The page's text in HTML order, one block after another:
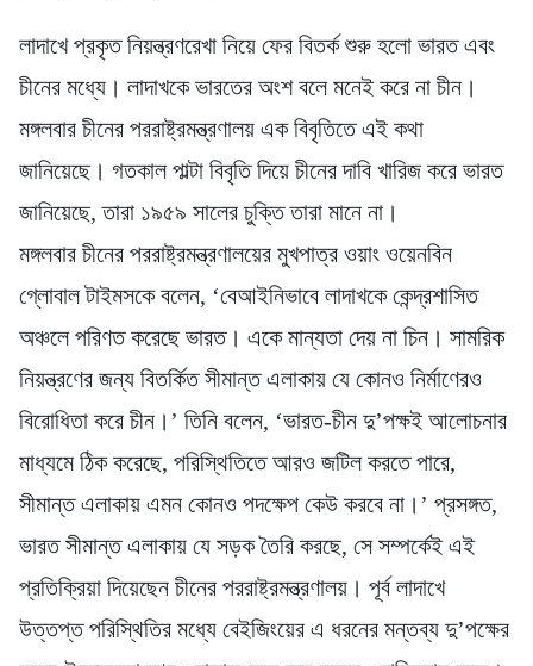
লাদাখে প্রকৃত নিয়ন্ত্রণরেখা নিয়ে ফের বিতর্ক শুরু হলো ভারত এবং
চীনের মধ্যে। লাদাখকে ভারতের অংশ বলে মনেই করে না চীন।
মঙ্গলবার চীনের পররাষ্ট্রমন্ত্রণালয় এক বিবৃতিতে এই কথা
জানিয়েছে। গতকাল পাল্টা বিবৃতি দিয়ে চীনের দাবি খারিজ করে ভারত
জানিয়েছে, তারা ১৯৫৯ সালের চুক্তি তারা মানে না।
মঙ্গলবার চীনের পররাষ্ট্রমন্ত্রণালয়ের মুখপাত্র ওয়াং ওয়েনবিন
গ্লোবাল টাইমসকে বলেন, ‘বেআইনিভাবে লাদাখকে কেন্দ্রশাসিত
অঞ্চলে পরিণত করেছে ভারত। একে মান্যতা দেয় না চিন। সামরিক
নিয়ন্ত্রণের জন্য বিতর্কিত সীমান্ত এলাকায় যে কোনও নির্মাণেরও
বিরোধিতা করে চীন।’ তিনি বলেন, ‘ভারত-চীন দু’পক্ষই আলোচনার
মাধ্যমে ঠিক করেছে, পরিস্থিতিতে আরও জটিল করতে পারে,
সীমান্ত এলাকায় এমন কোনও পদক্ষেপ কেউ করবে না।’ প্রসঙ্গত,
ভারত সীমান্ত এলাকায় যে সড়ক তৈরি করছে, সে সম্পর্কেই এই
প্রতিক্রিয়া দিয়েছেন চীনের পররাষ্ট্রমন্ত্রণালয়। পূর্ব লাদাখে
উত্তপ্ত পরিস্থিতির মধ্যে বেইজিংয়ের এ ধরনের মন্তব্য দু’পক্ষের